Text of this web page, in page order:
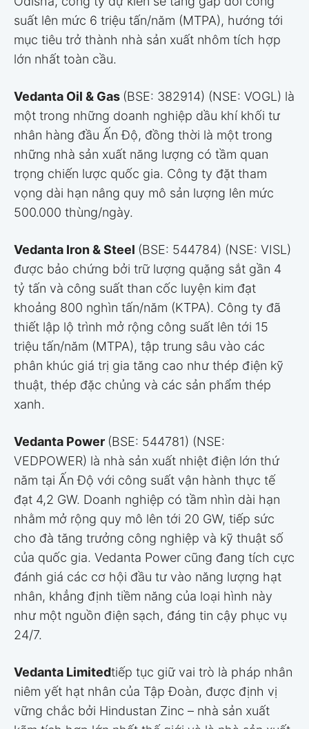
suất lên mức 6 triệu tấn/năm (MTPA), hướng tới
mục tiêu trở thành nhà sản xuất nhôm tích hợp
lớn nhất toàn cầu.
Vedanta Oil & Gas (BSE: 382914) (NSE: VOGL) là
một trong những doanh nghiệp dầu khí khối tư
nhân hàng đầu Ấn Độ, đồng thời là một trong
những nhà sản xuất năng lượng có tầm quan
trọng chiến lược quốc gia. Công ty đặt tham
vọng dài hạn nâng quy mô sản lượng lên mức
500.000 thùng/ngày.
Vedanta Iron & Steel (BSE: 544784) (NSE: VISL)
được bảo chứng bởi trữ lượng quặng sắt gần 4
tỷ tấn và công suất than cốc luyện kim đạt
khoảng 800 nghìn tấn/năm (KTPA). Công ty đã
thiết lập lộ trình mở rộng công suất lên tới 15
triệu tấn/năm (MTPA), tập trung sâu vào các
phân khúc giá trị gia tăng cao như thép điện kỹ
thuật, thép đặc chủng và các sản phẩm thép
xanh.
Vedanta Power (BSE: 544781) (NSE:
VEDPOWER) là nhà sản xuất nhiệt điện lớn thứ
năm tại Ấn Độ với công suất vận hành thực tế
đạt 4,2 GW. Doanh nghiệp có tầm nhìn dài hạn
nhằm mở rộng quy mô lên tới 20 GW, tiếp sức
cho đà tăng trưởng công nghiệp và kỹ thuật số
của quốc gia. Vedanta Power cũng đang tích cực
đánh giá các cơ hội đầu tư vào năng lượng hạt
nhân, khẳng định tiềm năng của loại hình này
như một nguồn điện sạch, đáng tin cậy phục vụ
24/7.
Vedanta Limitedtiếp tục giữ vai trò là pháp nhân
niêm yết hạt nhân của Tập Đoàn, được định vị
vững chắc bởi Hindustan Zinc – nhà sản xuất